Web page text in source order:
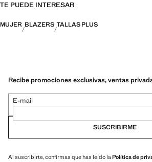
TE PUEDE INTERESAR
MUJER BLAZERS TALLAS PLUS
Recibe promociones exclusivas, ventas
E-mail
SUSCRIBIRME
Al suscribirte, confirmas que has leído la Política de